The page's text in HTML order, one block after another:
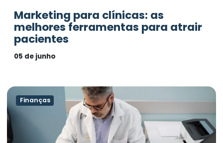
Marketing para clínicas: as
melhores ferramentas para atrair
pacientes
05 de junho
Finanças